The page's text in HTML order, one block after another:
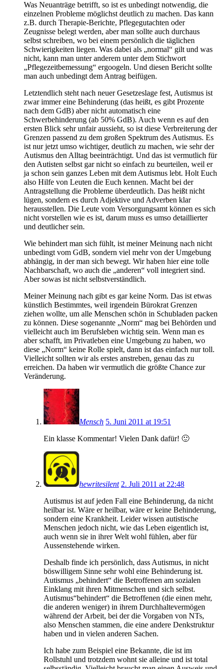
Was Neuanträge betrifft, so ist es unbedingt notwendig, die
einzelnen Probleme möglichst deutlich zu machen. Das kann
z.B. durch Therapie-Berichte, Pflegegutachten oder
Zeugnisse belegt werden, aber man sollte auch durchaus
selbst schreiben, wo bei einem persönlich die täglichen
Schwierigkeiten liegen. Was dabei als „normal“ gilt und was
nicht, kann man unter anderem unter dem Stichwort
„Pflegezeitbemessung“ ergoogeln. Und diesen Bericht sollte
man auch unbedingt dem Antrag beifügen.
Letztendlich steht nach neuer Gesetzeslage fest, Autismus ist
zwar immer eine Behinderung (das heißt, es gibt Prozente
nach dem GdB) aber nicht automatisch eine
Schwerbehinderung (ab 50% GdB). Auch wenn es auf den
ersten Blick sehr unfair aussieht, so ist diese Verbreiterung der
Grenzen passend zu dem großen Spektrum des Autismus. Es
ist nur jetzt umso wichtiger, deutlich zu machen, wie sehr der
Autismus den Alltag beeinträchtigt. Und das ist vermutlich für
den Autisten selbst gar nicht so einfach zu beurteilen, weil er
ja schon sein ganzes Leben mit dem Autismus lebt. Holt Euch
also Hilfe von Leuten die Euch kennen. Macht bei der
Antragstellung die Probleme überdeutlich. Das heißt nicht
lügen, sondern es durch Adjektive und Adverben klar
herausstellen. Die Leute vom Versorgungsamt können es sich
nicht vorstellen wie es ist, darum muss es umso detaillierter
und deutlicher sein.
Wie behindert man sich fühlt, ist meiner Meinung nach nicht
unbedingt vom GdB, sondern viel mehr von der Umgebung
abhängig, in der man sich bewegt. Wir haben hier eine tolle
Nachbarschaft, wo auch die „anderen“ voll integriert sind.
Aber sowas ist nicht selbstverständlich.
Meiner Meinung nach gibt es gar keine Norm. Das ist etwas
künstlich Bestimmtes, weil irgendein Bürokrat Grenzen
ziehen wollte, um alle Menschen schön in Schubladen packen
zu können. Diese sogenannte „Norm“ mag bei Behörden und
vielleicht auch im Berufsleben wichtig sein. Wenn man es
aber schafft, im Privatleben eine Umgebung zu haben, wo
diese „Norm“ keine Rolle spielt, dann ist das einfach nur toll.
Vielleicht sollten wir als erstes anstreben, genau das zu
erreichen. Da haben wir vermutlich die größte Chance zur
Veränderung.
Mensch 5. Juni 2011 at 19:51
Ein klasse Kommentar! Vielen Dank dafür! 🙂
hewritesilent 2. Juli 2011 at 22:48
Autismus ist auf jeden Fall eine Behinderung, da nicht
heilbar ist. Wäre er heilbar, wäre er keine Behinderung,
sondern eine Krankheit. Leider wissen autistische
Menschen jedoch nicht, wie das Leben eigentlich ist,
auch wenn sie in ihrer Welt wohl fühlen, aber für
Aussenstehende wirken.
Deshalb finde ich persönlich, dass Autismus, in nicht
böswilligem Sinne sehr wohl eine Behinderung ist.
Autismus „behindert“ die Betroffenen am sozialen
Einklang mit ihren Mitmenschen und sich selbst.
Autismus“behindert“ die Betroffenen (die einen mehr,
die anderen weniger) in ihrem Durchhaltevermögen
während der Arbeit, bei der die Vorgaben von NTs,
also Menschen stammen, die eine andere Denkstruktur
haben und in vielen anderen Sachen.
Ich habe zum Beispiel eine Bekannte, die ist im
Rollstuhl und trotzdem wohnt sie alleine und ist total